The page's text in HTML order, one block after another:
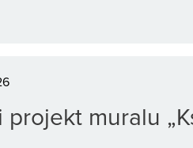
muralu